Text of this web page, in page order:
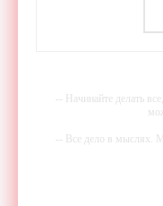
дальностью
-
-- Начинайте делать
-- Все дело в мыслях.